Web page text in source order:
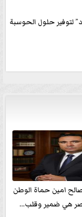
لتوفير حلول الحوسبة
امين حماة الوطن
هي ضمير وقلب...